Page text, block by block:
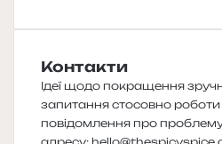
Контакти
Ідеї щодо покращення
запитання стосовно роботи
повідомлення про